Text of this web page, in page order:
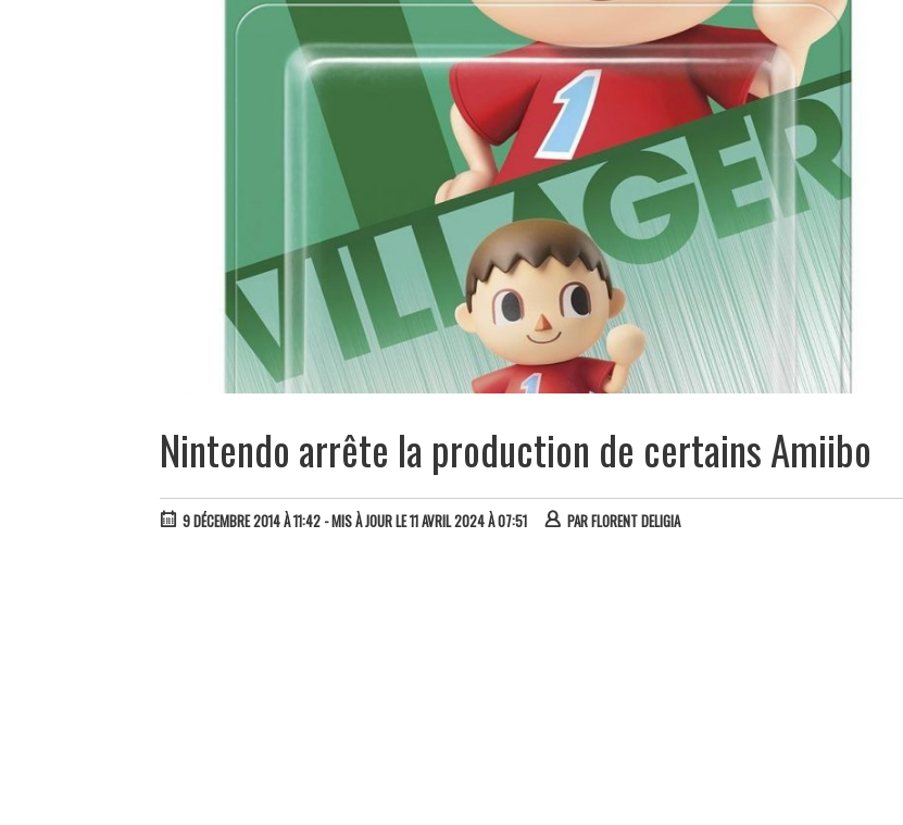
Nintendo arrête la production de certains Amiibo
9 DÉCEMBRE 2014 À 11:42 - MIS À JOUR LE 11 AVRIL 2024 À 07:51 PARFLORENT DELIGIA